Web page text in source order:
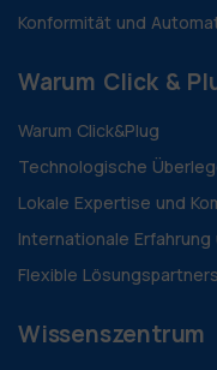
Konformität und
Warum Click &
Warum Click&Plug
Technologische
Lokale Expertise und
Internationale Erfahrung
Flexible
Wissenszentrum